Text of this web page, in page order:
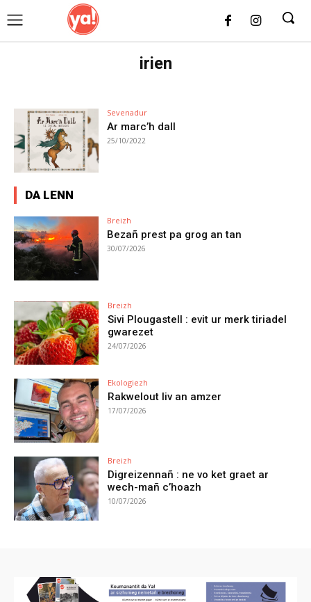
irien
Sevenadur
Ar marc’h dall
25/10/2022
DA LENN
Breizh
Bezañ prest pa grog an tan
30/07/2026
Breizh
Sivi Plougastell : evit ur merk tiriadel
gwarezet
24/07/2026
Ekologiezh
Rakwelout liv an amzer
17/07/2026
Breizh
Digreizennañ : ne vo ket graet ar
wech-mañ c’hoazh
10/07/2026